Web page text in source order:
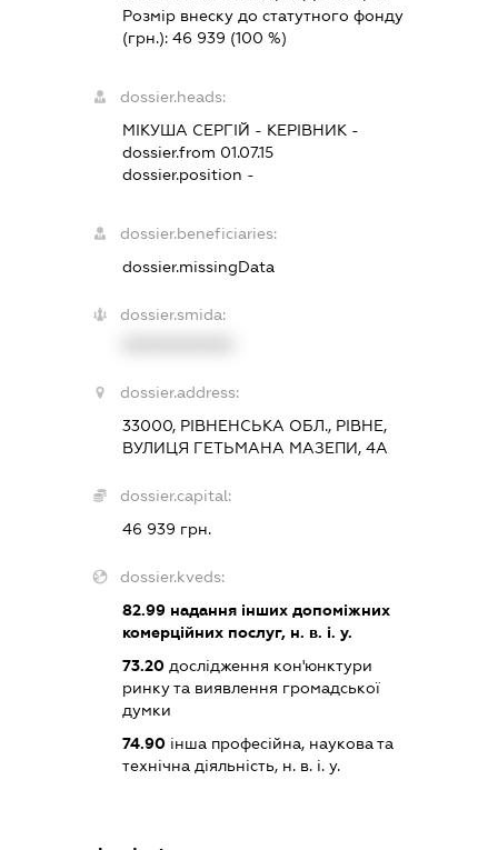
Розмір внеску до статутного фонду
(грн.): 46 939 (100 %)
dossier.heads:
МІКУША СЕРГІЙ - КЕРІВНИК-
dossier.from 01.07.15
dossier.position -
dossier.beneficiaries:
dossier.missingData
dossier.smida:
dossier.address:
33000, РІВНЕНСЬКА ОБЛ., РІВНЕ,
ВУЛИЦЯ ГЕТЬМАНА МАЗЕПИ, 4А
dossier.capital:
46 939 грн.
dossier.kveds:
82.99надання інших допоміжних
комерційних послуг, н. в. і. у.
73.20дослідження кон'юнктури
ринку та виявлення громадської
думки
74.90інша професійна, наукова та
технічна діяльність, н. в. і. у.